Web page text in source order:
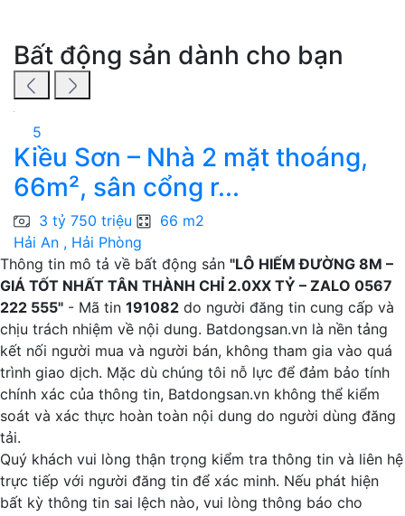
Bất động sản dành cho bạn
5
Kiều Sơn – Nhà 2 mặt thoáng,
66m², sân cổng r...
3 tỷ 750 triệu
66 m2
Hải An , Hải Phòng
Thông tin mô tả về bất động sản "LÔ HIẾM ĐƯỜNG 8M –
GIÁ TỐT NHẤT TÂN THÀNH CHỈ 2.0XX TỶ – ZALO 0567
222 555" - Mã tin 191082 do người đăng tin cung cấp và
chịu trách nhiệm về nội dung. Batdongsan.vn là nền tảng
kết nối người mua và người bán, không tham gia vào quá
trình giao dịch. Mặc dù chúng tôi nỗ lực để đảm bảo tính
chính xác của thông tin, Batdongsan.vn không thể kiểm
soát và xác thực hoàn toàn nội dung do người dùng đăng
tải.
Quý khách vui lòng thận trọng kiểm tra thông tin và liên hệ
trực tiếp với người đăng tin để xác minh. Nếu phát hiện
bất kỳ thông tin sai lệch nào, vui lòng thông báo cho